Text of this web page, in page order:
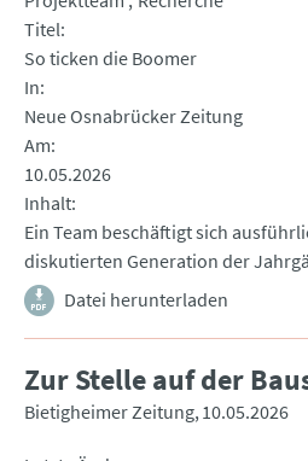
Titel
So ticken die Boomer
In
Neue Osnabrücker Zeitung
Am
10.05.2026
Inhalt
Ein Team beschäftigt sich
diskutierten Generation der
Datei herunterladen
Zur Stelle auf der
Bietigheimer Zeitung 10.05.2026